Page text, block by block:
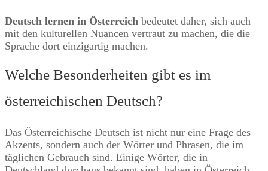
Deutsch lernen in Österreich bedeutet daher, sich auch
mit den kulturellen Nuancen vertraut zu machen, die die
Sprache dort einzigartig machen.
Welche Besonderheiten gibt es im
österreichischen Deutsch?
Das Österreichische Deutsch ist nicht nur eine Frage des
Akzents, sondern auch der Wörter und Phrasen, die im
täglichen Gebrauch sind. Einige Wörter, die in